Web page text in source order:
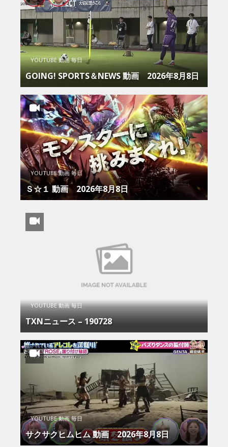
YOUTUBE 動画 毎日
GOING! SPORTS＆NEWS 動画 2026年8月8日
YOUTUBE 動画 毎日
Ｓ☆１ 動画 2026年8月8日
YOUTUBE 動画 毎日
TXNニュース – 190728
YOUTUBE 動画 毎日
サクサクヒムヒム 動画 2026年8月8日